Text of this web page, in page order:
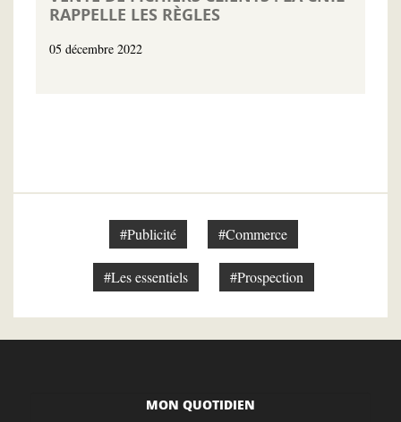
RAPPELLE LES RÈGLES
05 décembre 2022
#Publicité #Commerce
#Les essentiels #Prospection
MON QUOTIDIEN